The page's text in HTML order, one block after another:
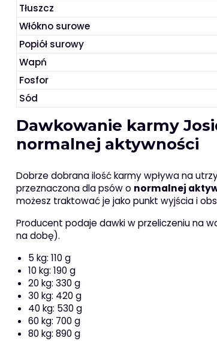
Tłuszcz
Włókno surowe
Popiół surowy
Wapń
Fosfor
Sód
Dawkowanie karmy
normalnej aktywności
Dobrze dobrana ilość karmy wpływa na
przeznaczona dla psów o normalnej
możesz traktować je jako punkt wyjścia i
Producent podaje dawki w przeliczeniu na
na dobę).
5 kg: 110 g
10 kg: 190 g
20 kg: 330 g
30 kg: 420 g
40 kg: 530 g
60 kg: 700 g
80 kg: 890 g